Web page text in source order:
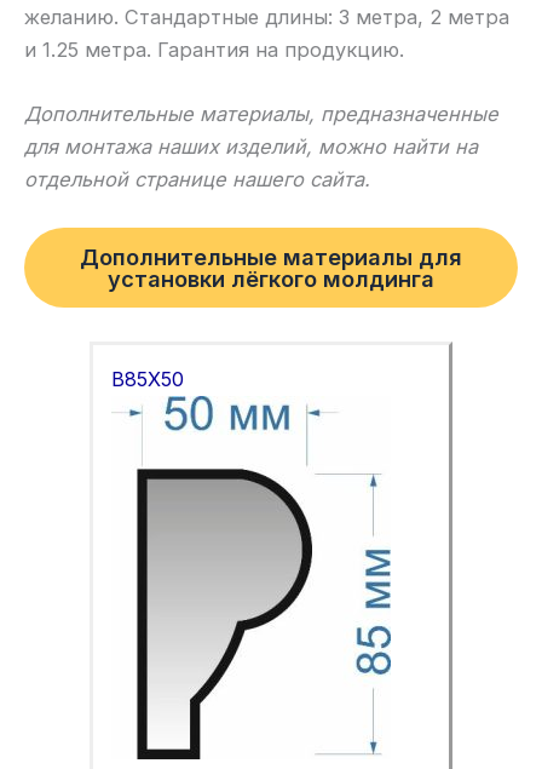
желанию. Стандартные длины: 3 метра, 2 метра
и 1.25 метра. Гарантия на продукцию.
Дополнительные материалы, предназначенные
для монтажа наших изделий, можно найти на
отдельной странице нашего сайта.
Дополнительные материалы для
установки лёгкого молдинга
B85X50